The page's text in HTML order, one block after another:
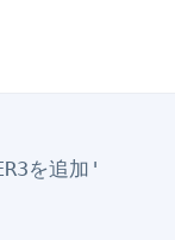
を追加'